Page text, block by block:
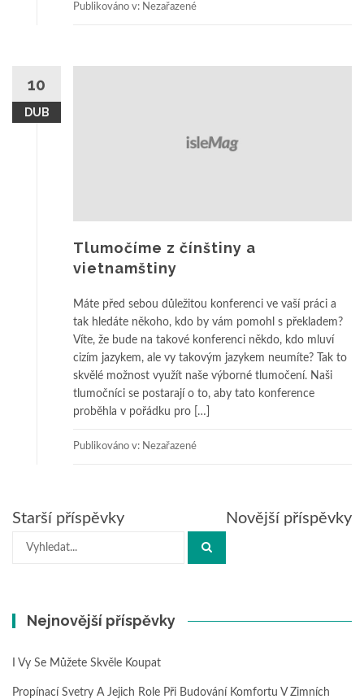
Publikováno v: Nezařazené
10
DUB
Tlumočíme z čínštiny a
vietnamštiny
Máte před sebou důležitou konferenci ve vaší práci a
tak hledáte někoho, kdo by vám pomohl s překladem?
Víte, že bude na takové konferenci někdo, kdo mluví
cizím jazykem, ale vy takovým jazykem neumíte? Tak to
skvělé možnost využít naše výborné tlumočení. Naši
tlumočníci se postarají o to, aby tato konference
proběhla v pořádku pro […]
Publikováno v: Nezařazené
Navigace
příspěvky
Starší příspěvky Novější příspěvky
Hledat:
Nejnovější příspěvky
I Vy Se Můžete Skvěle Koupat
Propínací Svetry A Jejich Role Při Budování Komfortu V Zimních